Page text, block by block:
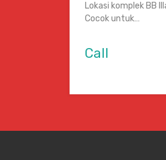
Lokasi komplek BB
Cocok untuk…
Call